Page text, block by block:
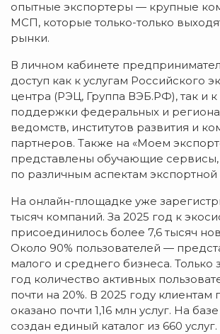
опытные экспортеры — крупные
МСП, которые только-только
рынки.
В личном кабинете
доступ как к услугам Российского
центра (РЭЦ, Группа ВЭБ.РФ), так и
поддержки федеральных и
ведомств, институтов развития и
партнеров. Также на «Моем
представлены обучающие сервисы,
по различным аспектам экспортной
На онлайн-площадке уже
тысяч компаний. За 2025 год к
присоединилось более 7,6 тысяч
Около 90% пользователей —
малого и среднего бизнеса. Только
год количество активных
почти на 20%. В 2025 году
оказано почти 1,16 млн услуг. На
создан единый каталог из 660 услуг.